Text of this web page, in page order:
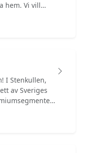
hem. Vi vill
rum och
I Stenkullen,
av Sveriges
– ett
på allvar. •